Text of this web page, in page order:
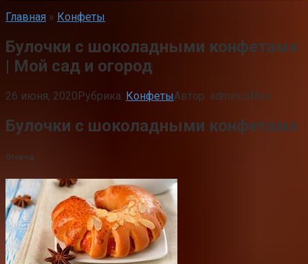
Главная » Конфеты
Булочки с шоколадными конфетами
| Мой сад и огород
26 июня, 2020Рубрика: КонфетыАвтор: admincoffee
Булочки с шоколадными конфетами
Огород